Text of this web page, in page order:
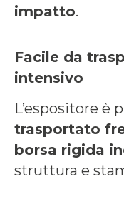
impatto.
Facile da
intensivo
L’espositore è
trasportato
borsa rigida
struttura e